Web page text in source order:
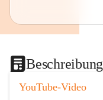
Beschreibung
YouTube-Video